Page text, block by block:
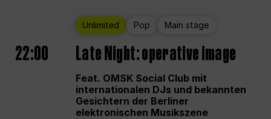
Unlimited Pop Main stage
22:00 Late Night: operative image
Feat. OMSK Social Club mit
internationalen DJs und bekannten
Gesichtern der Berliner
elektronischen Musikszene